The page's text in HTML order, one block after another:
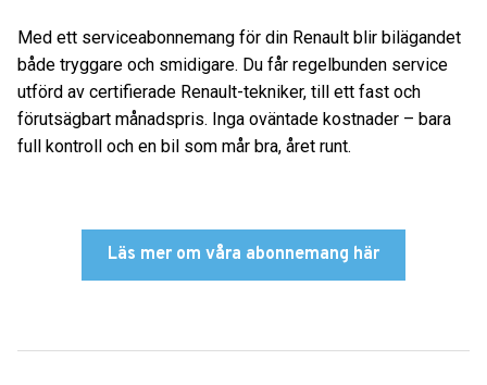
Med ett serviceabonnemang för din Renault blir bilägandet
både tryggare och smidigare. Du får regelbunden service
utförd av certifierade Renault-tekniker, till ett fast och
förutsägbart månadspris. Inga oväntade kostnader – bara
full kontroll och en bil som mår bra, året runt.
Läs mer om våra abonnemang här